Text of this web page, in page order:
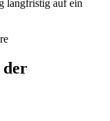
langfristig auf ein
der